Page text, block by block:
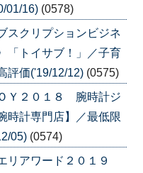
01/16) (0578)
スクリプションビジネ
「トイサブ！」／子育
評価('19/12/12) (0575)
Ｙ２０１８ 腕時計ジ
時計専門店】／最低限
05) (0574)
リアワード２０１９